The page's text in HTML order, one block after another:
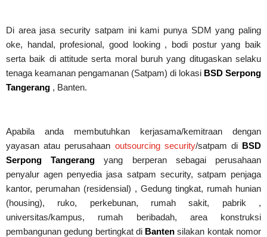
Di area jasa security satpam ini kami punya SDM yang paling
oke, handal, profesional, good looking , bodi postur yang baik
serta baik di attitude serta moral buruh yang ditugaskan selaku
tenaga keamanan pengamanan (Satpam) di lokasi BSD Serpong
Tangerang , Banten.
Apabila anda membutuhkan kerjasama/kemitraan dengan
yayasan atau perusahaan outsourcing security/satpam di BSD
Serpong Tangerang yang berperan sebagai perusahaan
penyaluragen penyedia jasa satpam security, satpam penjaga
kantor, perumahan (residensial) , Gedung tingkat, rumah hunian
(housing), ruko, perkebunan, rumah sakit, pabrik ,
universitas/kampus, rumah beribadah, area konstruksi
pembangunan gedung bertingkat di Banten silakan kontak nomor